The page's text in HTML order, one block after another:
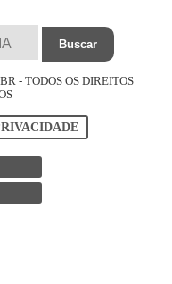
- TODOS OS DIREITOS